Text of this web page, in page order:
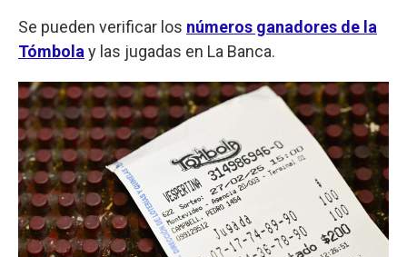
Se pueden verificar los números ganadores de la
Tómbola y las jugadas en La Banca.